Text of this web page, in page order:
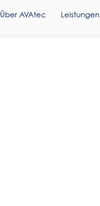
Über AVAtec Leistungen